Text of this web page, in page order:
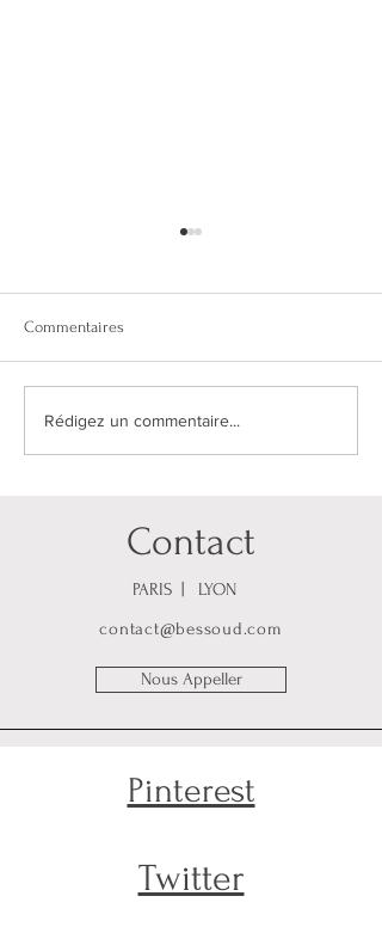
L'Atelier. Une histoire de
Commentaires
Rédigez un commentaire...
Contact
PARIS | LYON
contact@bessoud.com
Nous Appeller
Pinterest
Twitter